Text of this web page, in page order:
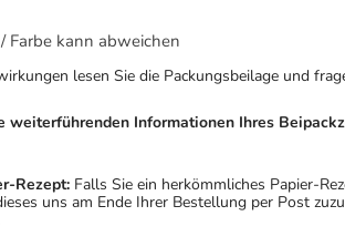
Farbe kann abweichen
lesen Sie die Packungsbeilage und
weiterführenden Informationen Ihres
Rezept: Falls Sie ein herkömmliches Papier-
uns am Ende Ihrer Bestellung per Post